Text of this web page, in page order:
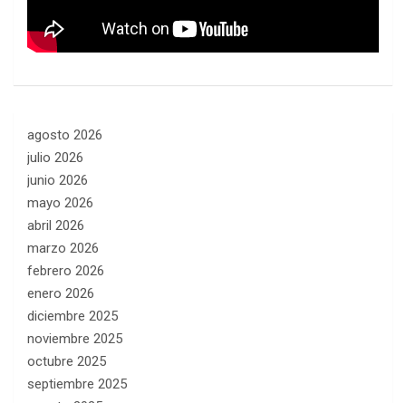
agosto 2026
julio 2026
junio 2026
mayo 2026
abril 2026
marzo 2026
febrero 2026
enero 2026
diciembre 2025
noviembre 2025
octubre 2025
septiembre 2025